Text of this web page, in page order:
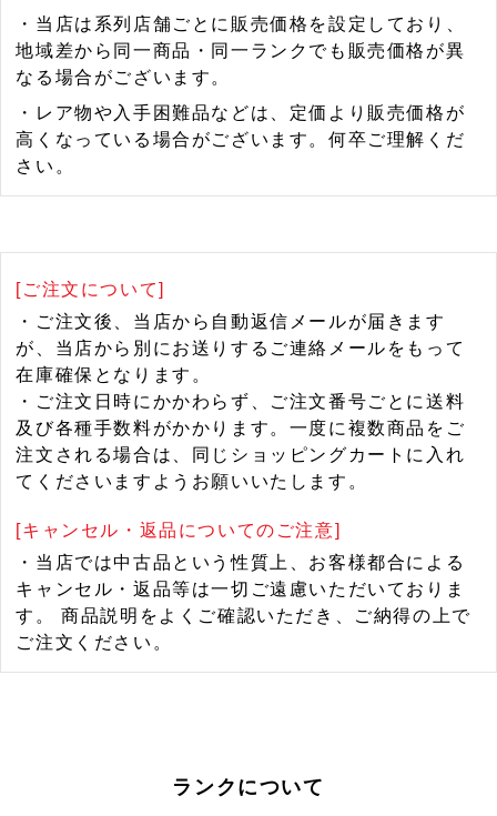
・当店は系列店舗ごとに販売価格を設定しており、
地域差から同一商品・同一ランクでも販売価格が異
なる場合がございます。
・レア物や入手困難品などは、定価より販売価格が
高くなっている場合がございます。何卒ご理解くだ
さい。
[ご注文について]
・ご注文後、当店から自動返信メールが届きます
が、当店から別にお送りするご連絡メールをもって
在庫確保となります。
・ご注文日時にかかわらず、ご注文番号ごとに送料
及び各種手数料がかかります。一度に複数商品をご
注文される場合は、同じショッピングカートに入れ
てくださいますようお願いいたします。
[キャンセル・返品についてのご注意]
・当店では中古品という性質上、お客様都合による
キャンセル・返品等は一切ご遠慮いただいておりま
す。 商品説明をよくご確認いただき、ご納得の上で
ご注文ください。
ランクについて